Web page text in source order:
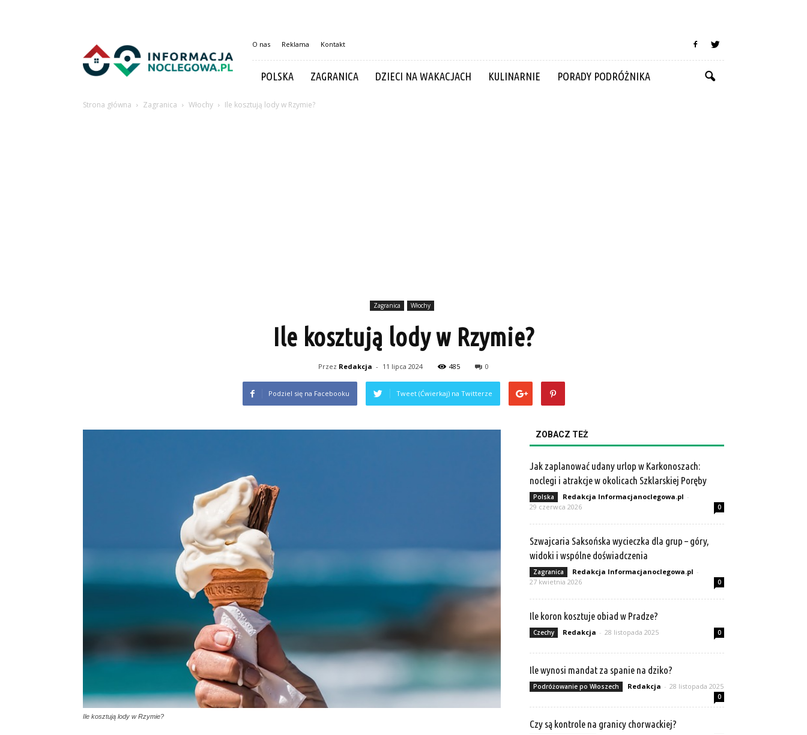
O nas Reklama Kontakt
POLSKA ZAGRANICA DZIECI NA WAKACJACH KULINARNIE PORADY PODRÓŻNIKA
Strona główna Zagranica Włochy Ile kosztują lody w Rzymie?
Zagranica Włochy
Ile kosztują lody w Rzymie?
Przez Redakcja - 11 lipca 2024 485 0
Podziel się na Facebooku Tweet (Ćwierkaj) na Twitterze
Ile kosztują lody w Rzymie?
ZOBACZ TEŻ
Jak zaplanować udany urlop w Karkonoszach:
noclegi i atrakcje w okolicach Szklarskiej Poręby
Polska Redakcja Informacjanoclegowa.pl -
29 czerwca 2026
0
Szwajcaria Saksońska wycieczka dla grup – góry,
widoki i wspólne doświadczenia
Zagranica Redakcja Informacjanoclegowa.pl -
27 kwietnia 2026
0
Ile koron kosztuje obiad w Pradze?
Czechy Redakcja - 28 listopada 2025 0
Ile wynosi mandat za spanie na dziko?
Podróżowanie po Włoszech Redakcja - 28 listopada 2025
0
Czy są kontrole na granicy chorwackiej?